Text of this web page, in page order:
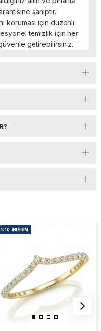
sahiptir.
koruması için düzenli
temizlik için her
getirebilirsiniz.
%10 İNDIRIM